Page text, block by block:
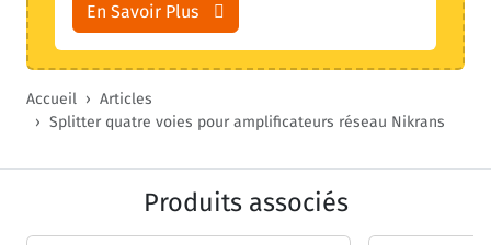
En Savoir Plus
Accueil
Articles
Splitter quatre voies pour amplificateurs réseau Nikrans
Produits associés